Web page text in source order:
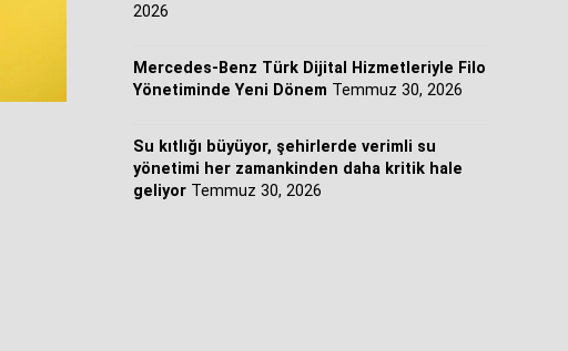
2026
Mercedes-Benz Türk Dijital Hizmetleriyle Filo
Yönetiminde Yeni Dönem Temmuz 30, 2026
Su kıtlığı büyüyor, şehirlerde verimli su
yönetimi her zamankinden daha kritik hale
geliyor Temmuz 30, 2026